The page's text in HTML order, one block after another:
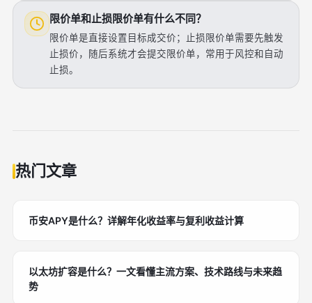
限价单和止损限价单有什么不同？
限价单是直接设置目标成交价；止损限价单需要先触发
止损价，随后系统才会提交限价单，常用于风控和自动
止损。
热门文章
币安APY是什么？详解年化收益率与复利收益计算
以太坊扩容是什么？一文看懂主流方案、技术路线与未来趋
势